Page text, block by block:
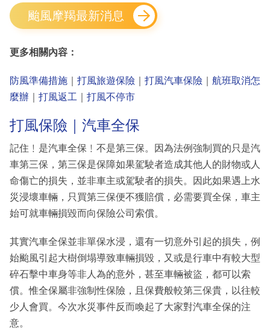
颱風摩羯最新消息
更多相關內容：
防風準備措施 打風旅遊保險 打風汽車保險
航班取消怎
麼辦
打風返工 打風不停市
打風保險｜汽車全保
記住﹗是汽車全保﹗不是第三保。因為法例強制買的只是汽
車第三保，第三保是保障如果駕駛者造成其他人的財物或人
命傷亡的損失，並非車主或駕駛者的損失。因此如果遇上水
災浸壞車輛，只買第三保便不獲賠償，必需要買全保，車主
始可就車輛損毀而向保險公司索償。
其實汽車全保並非單保水浸，還有一切意外引起的損失，例
始颱風引起大樹倒塌導致車輛損毀，又或是行車中有較大型
碎石擊中車身等非人為的意外，甚至車輛被盜，都可以索
償。惟全保屬非強制性保險，且保費般較第三保貴，以往較
少人會買。今次水災事件反而喚起了大家對汽車全保的注
意。